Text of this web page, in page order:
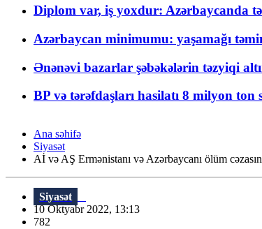
Diplom var, iş yoxdur: Azərbaycanda
Azərbaycan minimumu: yaşamağı
Ənənəvi bazarlar şəbəkələrin təzyiqi
BP və tərəfdaşları hasilatı 8 milyon
Ana səhifə
Siyasət
Aİ və AŞ Ermənistanı və Azərbaycanı ölüm
Siyasət
10 Oktyabr 2022, 13:13
782